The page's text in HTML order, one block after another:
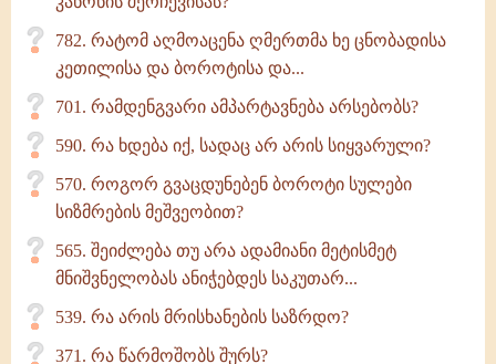
782. რატომ აღმოაცენა ღმერთმა ხე ცნობადისა
კეთილისა და ბოროტისა და...
701. რამდენგვარი ამპარტავნება არსებობს?
590. რა ხდება იქ, სადაც არ არის სიყვარული?
570. როგორ გვაცდუნებენ ბოროტი სულები
სიზმრების მეშვეობით?
565. შეიძლება თუ არა ადამიანი მეტისმეტ
მნიშვნელობას ანიჭებდეს საკუთარ...
539. რა არის მრისხანების საზრდო?
371. რა წარმოშობს შურს?